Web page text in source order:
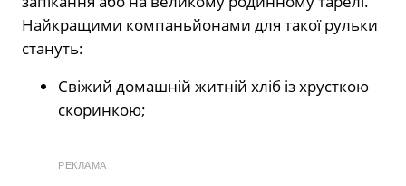
Найкращими компаньйонами для такої рульки
стануть:
Свіжий домашній житній хліб із хрусткою
скоринкою;
РЕКЛАМА